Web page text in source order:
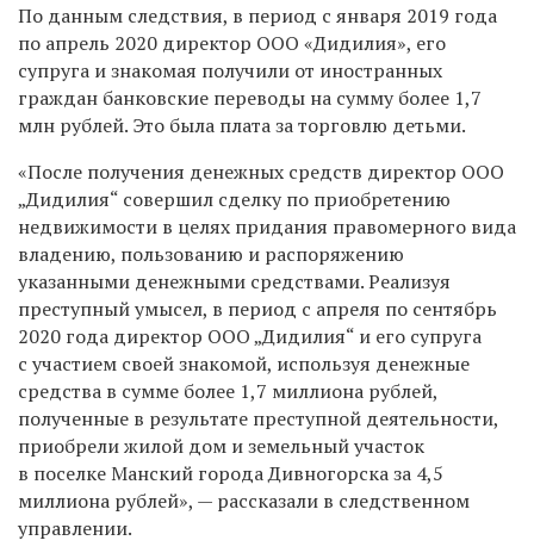
По данным следствия, в период с января 2019 года
по апрель 2020 директор ООО «Дидилия», его
супруга и знакомая получили от иностранных
граждан банковские переводы на сумму более 1,7
млн рублей. Это была плата за торговлю детьми.
«После получения денежных средств директор ООО
„Дидилия“ совершил сделку по приобретению
недвижимости в целях придания правомерного вида
владению, пользованию и распоряжению
указанными денежными средствами. Реализуя
преступный умысел, в период с апреля по сентябрь
2020 года директор ООО „Дидилия“ и его супруга
с участием своей знакомой, используя денежные
средства в сумме более 1,7 миллиона рублей,
полученные в результате преступной деятельности,
приобрели жилой дом и земельный участок
в поселке Манский города Дивногорска за 4,5
миллиона рублей», — рассказали в следственном
управлении.